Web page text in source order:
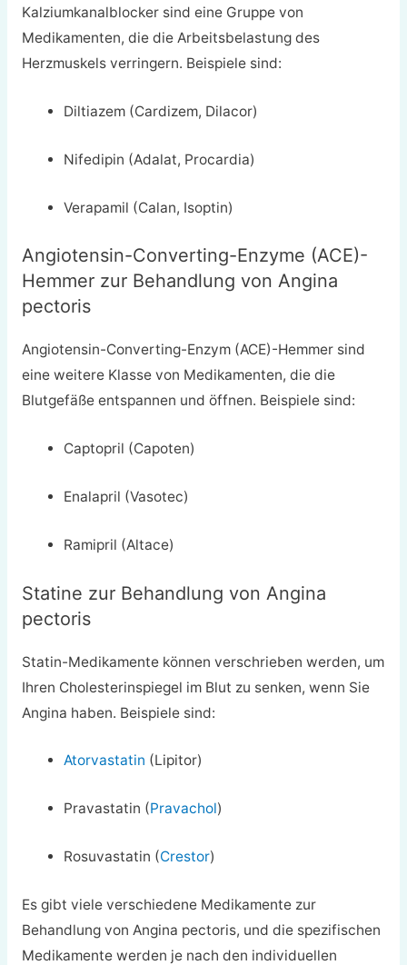
Kalziumkanalblocker sind eine Gruppe von
Medikamenten, die die Arbeitsbelastung des
Herzmuskels verringern. Beispiele sind:
Diltiazem (Cardizem, Dilacor)
Nifedipin (Adalat, Procardia)
Verapamil (Calan, Isoptin)
Angiotensin-Converting-Enzyme (ACE)-
Hemmer zur Behandlung von Angina
pectoris
Angiotensin-Converting-Enzym (ACE)-Hemmer sind
eine weitere Klasse von Medikamenten, die die
Blutgefäße entspannen und öffnen. Beispiele sind:
Captopril (Capoten)
Enalapril (Vasotec)
Ramipril (Altace)
Statine zur Behandlung von Angina
pectoris
Statin-Medikamente können verschrieben werden, um
Ihren Cholesterinspiegel im Blut zu senken, wenn Sie
Angina haben. Beispiele sind:
Atorvastatin (Lipitor)
Pravastatin (Pravachol)
Rosuvastatin (Crestor)
Es gibt viele verschiedene Medikamente zur
Behandlung von Angina pectoris, und die spezifischen
Medikamente werden je nach den individuellen